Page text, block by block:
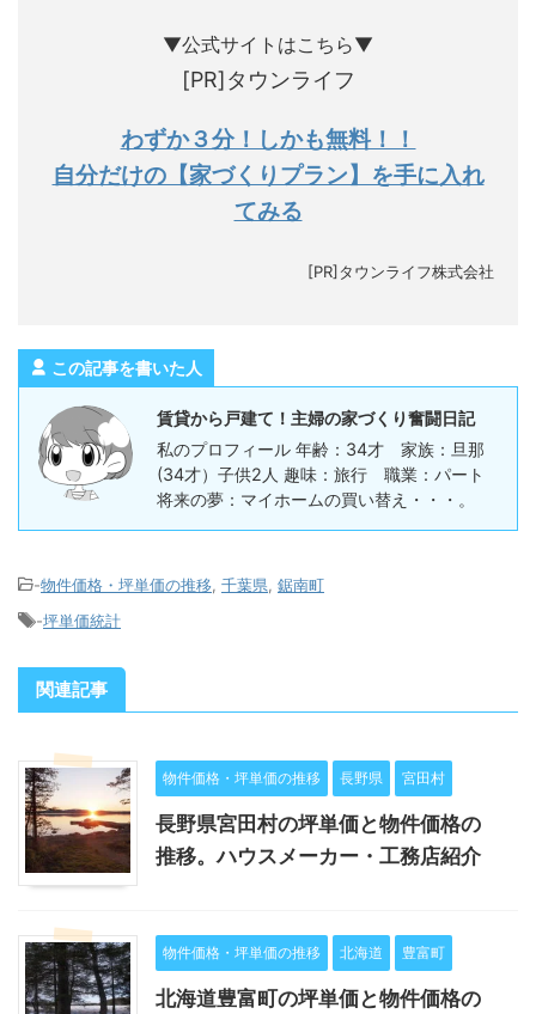
▼公式サイトはこちら▼
[PR]タウンライフ
わずか３分！しかも無料！！
自分だけの【家づくりプラン】を手に入れ
てみる
[PR]タウンライフ株式会社
この記事を書いた人
賃貸から戸建て！主婦の家づくり奮闘日記
私のプロフィール 年齢：34才 家族：旦那
(34才）子供2人 趣味：旅行 職業：パート
将来の夢：マイホームの買い替え・・・。
-物件価格・坪単価の推移 千葉県 鋸南町
-坪単価統計
関連記事
物件価格・坪単価の推移 長野県 宮田村
長野県宮田村の坪単価と物件価格の
推移。ハウスメーカー・工務店紹介
物件価格・坪単価の推移 北海道 豊富町
北海道豊富町の坪単価と物件価格の